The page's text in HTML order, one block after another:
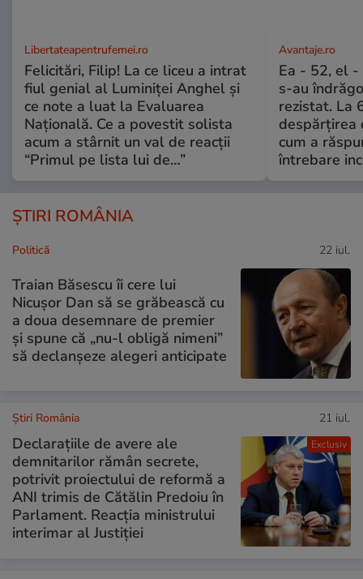
Libertateapentrufemei.ro
Felicitări, Filip! La ce liceu a intrat
fiul genial al Luminiței Anghel și
ce note a luat la Evaluarea
Națională. Ce a povestit solista
acum a stârnit un val de reacții
“Primul pe lista lui de…”
Avantaje.ro
Ea - 52, el -
s-au
rezistat. La
despărțirea
cum a
întrebare
ȘTIRI ROMÂNIA
Politică 22 iul.
Traian Băsescu îi cere lui
Nicușor Dan să se grăbească cu
a doua desemnare de premier
și spune că „nu-l obligă nimeni”
să declanșeze alegeri anticipate
Exclusiv
Știri România 21 iul.
Declarațiile de avere ale
demnitarilor rămân secrete,
potrivit proiectului de reformă a
ANI trimis de Cătălin Predoiu în
Parlament. Reacția ministrului
interimar al Justiției